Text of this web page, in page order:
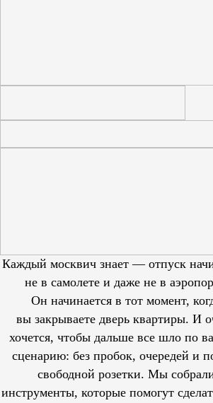
Каждый москвич знает — отпуск
не в самолете и даже не в
Он начинается в тот момент,
вы закрываете дверь квартиры. И
хочется, чтобы дальше все шло по
сценарию: без пробок, очередей и
свободной розетки. Мы
инструменты, которые помогут